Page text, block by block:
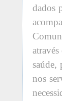
dados
saúde,
nos